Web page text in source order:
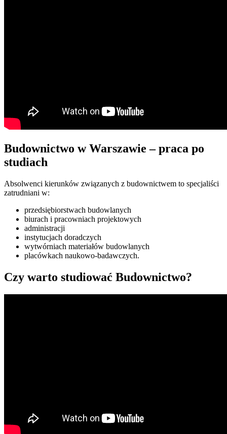
Budownictwo w Warszawie – praca po
studiach
Absolwenci kierunków związanych z budownictwem to specjaliści
zatrudniani w:
przedsiębiorstwach budowlanych
biurach i pracowniach projektowych
administracji
instytucjach doradczych
wytwórniach materiałów budowlanych
placówkach naukowo-badawczych.
Czy warto studiować Budownictwo?